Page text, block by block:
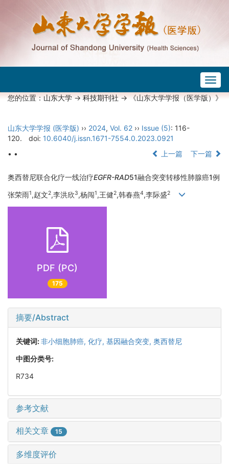
您的位置：山东大学->科技期刊社-> 《山东大学学报（医学版）》
山东大学学报 (医学版) ›› 2024, Vol. 62 ›› Issue (5): 116-
120.
doi: 10.6040/j.issn.1671-7554.0.2023.0921
• •
上一篇 下一篇
奥西替尼联合化疗一线治疗EGFR-RAD51融合突变转移性肺腺癌1例
张荣雨1,赵文2,李洪欣3,杨闯1,王健2,韩春燕4,李际盛2
PDF (PC)
175
摘要/Abstract
关键词:非小细胞肺癌, 化疗, 基因融合突变, 奥西替尼
中图分类号:
R734
参考文献
相关文章 15
多维度评价